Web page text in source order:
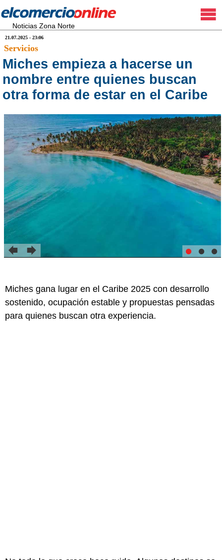
Noticias Zona Norte
21.07.2025 - 23:06
Servicios
Miches empieza a hacerse un
nombre entre quienes buscan
otra forma de estar en el Caribe
Miches gana lugar en el Caribe 2025 con desarrollo
sostenido, ocupación estable y propuestas pensadas
para quienes buscan otra experiencia.